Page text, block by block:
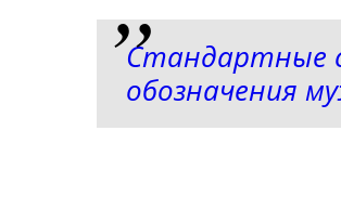
Стандартные
обозначения